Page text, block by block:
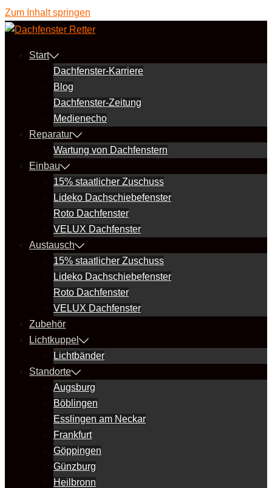
Zum Inhalt springen
Start
Dachfenster-Karriere
Blog
Dachfenster-Zeitung
Medienecho
Reparatur
Wartung von Dachfenstern
Einbau
15% staatlicher Zuschuss
Lideko Dachschiebefenster
Roto Dachfenster
VELUX Dachfenster
Austausch
15% staatlicher Zuschuss
Lideko Dachschiebefenster
Roto Dachfenster
VELUX Dachfenster
Zubehör
Lichtkuppel
Lichtbänder
Standorte
Augsburg
Böblingen
Esslingen am Neckar
Frankfurt
Göppingen
Günzburg
Heilbronn